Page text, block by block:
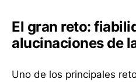
El gran reto:
alucinaciones de
Uno de los principales